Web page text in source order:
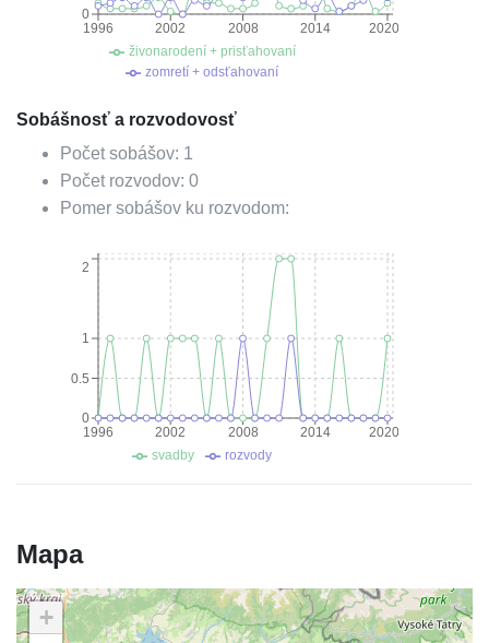
1996 2002 2008 2014 2020
0
živonarodení + prisťahovaní
zomretí + odsťahovaní
Sobášnosť a rozvodovosť
Počet sobášov: 1
Počet rozvodov: 0
Pomer sobášov ku rozvodom:
1996 2002 2008 2014 2020
0
0.5
1
2
svadby rozvody
Mapa
+